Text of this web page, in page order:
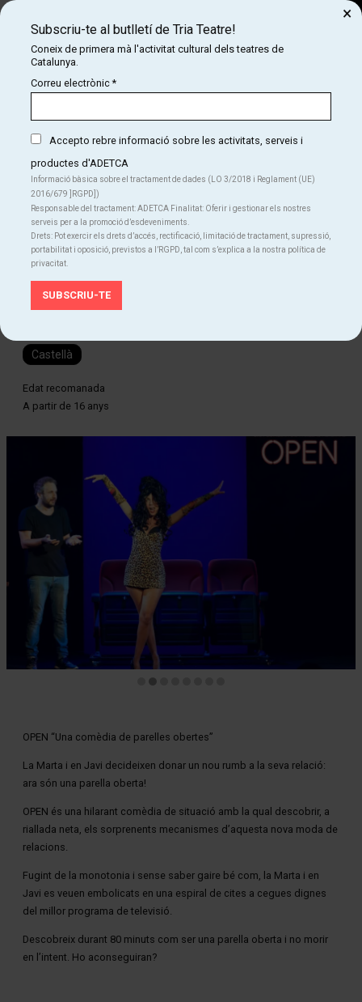
CARTELLERA
PAREJA ABIERTA: OPEN
Una comedia de parejas abiertas
Des deDes de
18 €
Del ds. 01.08.26 al ds. 29.08.26
22:30 h
Eixample Teatre
Castellà
Edat recomanada
A partir de 16 anys
OPEN “Una comèdia de parelles obertes”
La Marta i en Javi decideixen donar un nou rumb a la seva relació:
ara són una parella oberta!
OPEN és una hilarant comèdia de situació amb la qual descobrir, a
riallada neta, els sorprenents mecanismes d’aquesta nova moda de
relacions.
Fugint de la monotonia i sense saber gaire bé com, la Marta i en
Javi es veuen embolicats en una espiral de cites a cegues dignes
del millor programa de televisió.
Descobreix durant 80 minuts com ser una parella oberta i no morir
en l’intent. Ho aconseguiran?
Subscriu-te al butlletí de Tria Teatre!
Coneix de primera mà l'activitat cultural dels teatres de
Catalunya.
Correu electrònic*
Accepto rebre informació sobre les activitats, serveis i
productes d'ADETCA
Informació bàsica sobre el tractament de dades (LO 3/2018 i Reglament (UE)
2016/679 ]RGPD])
Responsable del tractament: ADETCA Finalitat: Oferir i gestionar els nostres
serveis per a la promoció d’esdeveniments.
Drets: Pot exercir els drets d’accés, rectificació, limitació de tractament, supressió,
portabilitat i oposició, previstos a l’RGPD, tal com s’explica a la nostra política de
privacitat.
×